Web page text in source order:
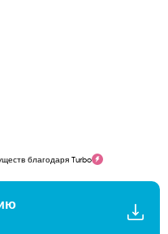
благодаря Turbo